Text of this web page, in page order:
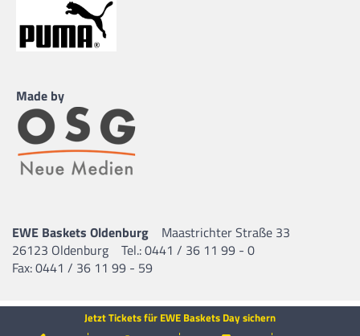
Jetzt Tickets für EWE Baskets Day sichern
Made by
EWE Baskets Oldenburg
Maastrichter Straße 33
26123 Oldenburg
Tel.: 0441 / 36 11 99 - 0
Fax: 0441 / 36 11 99 - 59